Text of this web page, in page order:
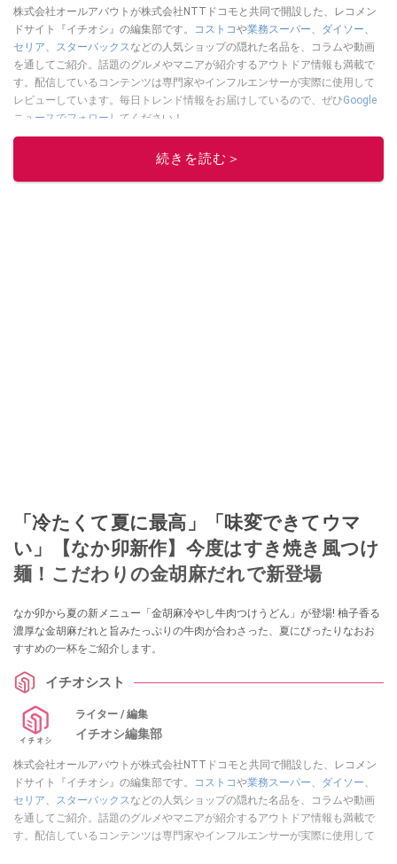
株式会社オールアバウトが株式会社NTTドコモと共同で開設した、レコメン
ドサイト『イチオシ』の編集部です。
コストコや業務スーパー、 ダイソー、
セリア、 スターバックスなどの人気ショップの隠れた名品を、コラムや動画
を通してご紹介。話題のグルメやマニアが紹介するアウトドア情報も満載で
す。配信しているコンテンツは専門家やインフルエンサーが実際に使用して
レビューしています。毎日トレンド情報をお届けしているので、ぜひGoogle
ニュースでフォロー してください！
続きを読む＞
「冷たくて夏に最高」「味変できてウマ
い」【なか卯新作】今度はすき焼き風つけ
麺！こだわりの金胡麻だれで新登場
なか卯から夏の新メニュー「金胡麻冷やし牛肉つけうどん」が登場! 柚子香る
濃厚な金胡麻だれと旨みたっぷりの牛肉が合わさった、夏にぴったりなおお
すすめの一杯をご紹介します。
イチオシスト
ライター / 編集
イチオシ編集部
株式会社オールアバウトが株式会社NTTドコモと共同で開設した、レコメン
ドサイト『イチオシ』の編集部です。
コストコや業務スーパー、 ダイソー、
セリア、 スターバックスなどの人気ショップの隠れた名品を、コラムや動画
を通してご紹介。話題のグルメやマニアが紹介するアウトドア情報も満載で
す。配信しているコンテンツは専門家やインフルエンサーが実際に使用して